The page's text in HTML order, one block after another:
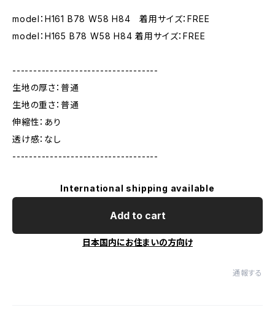
model：H161 B78 W58 H84 着用サイズ：FREE
model：H165 B78 W58 H84 着用サイズ：FREE
-----------------------------------
生地の厚さ：普通
生地の重さ：普通
伸縮性：あり
透け感：なし
-----------------------------------
International shipping available
Add to cart
日本国内にお住まいの方向け
通報する